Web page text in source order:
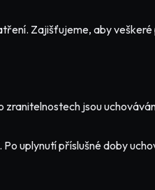
Zajišťujeme, aby
zranitelnostech jsou
uplynutí příslušné doby